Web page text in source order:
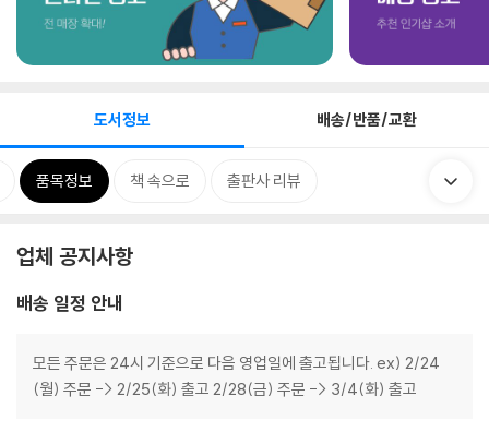
도서정보 배송/반품/교환
품목정보 책 속으로 출판사 리뷰
업체 공지사항
배송 일정 안내
모든 주문은 24시 기준으로 다음 영업일에 출고됩니다. ex) 2/24
(월) 주문 -> 2/25(화) 출고 2/28(금) 주문 -> 3/4(화) 출고